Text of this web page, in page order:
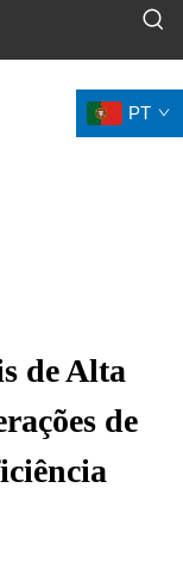
PT
de Alta
de